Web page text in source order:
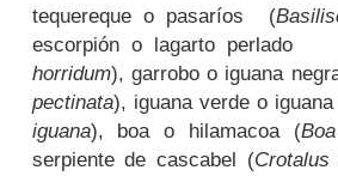
tequereque o pasaríos (
escorpión o lagarto
horridum), garrobo o iguana
pectinata), iguana verde o
iguana), boa o hilamacoa (
serpiente de cascabel (